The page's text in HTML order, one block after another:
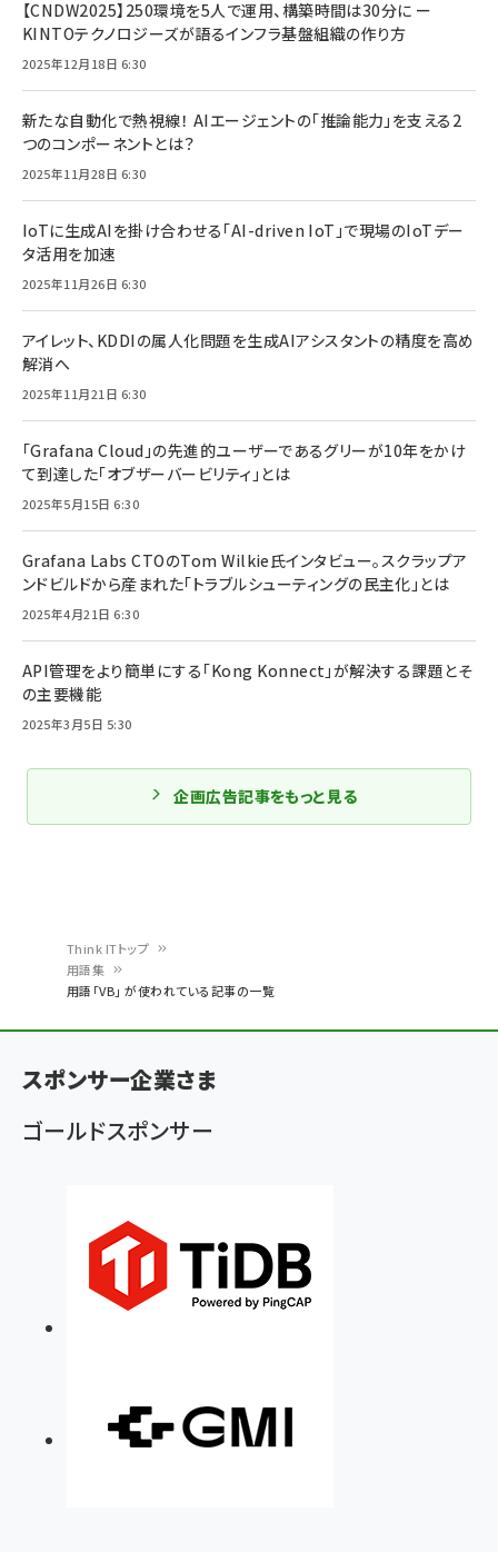
ン
く
ず
Think ITトップ
用語集
用語「VB」 が使われている記事の一覧
【CNDW2025】250環境を5人で運用、構築時間は30分に ー
KINTOテクノロジーズが語るインフラ基盤組織の作り方
2025年12月18日 6:30
新たな自動化で熱視線！ AIエージェントの「推論能力」を支える2
つのコンポーネントとは？
2025年11月28日 6:30
IoTに生成AIを掛け合わせる「AI-driven IoT」で現場のIoTデー
タ活用を加速
2025年11月26日 6:30
アイレット、KDDIの属人化問題を生成AIアシスタントの精度を高め
解消へ
2025年11月21日 6:30
「Grafana Cloud」の先進的ユーザーであるグリーが10年をかけ
て到達した「オブザーバービリティ」とは
2025年5月15日 6:30
Grafana Labs CTOのTom Wilkie氏インタビュー。スクラップア
ンドビルドから産まれた「トラブルシューティングの民主化」とは
2025年4月21日 6:30
API管理をより簡単にする「Kong Konnect」が解決する課題とそ
の主要機能
2025年3月5日 5:30
企画広告記事をもっと見る
スポンサー企業さま
ゴールドスポンサー